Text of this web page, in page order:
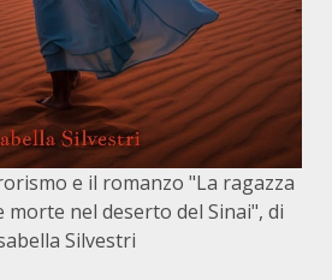
e il romanzo "La ragazza
morte nel deserto del Sinai", di
Silvestri